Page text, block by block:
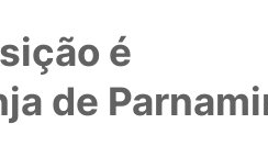
é
de